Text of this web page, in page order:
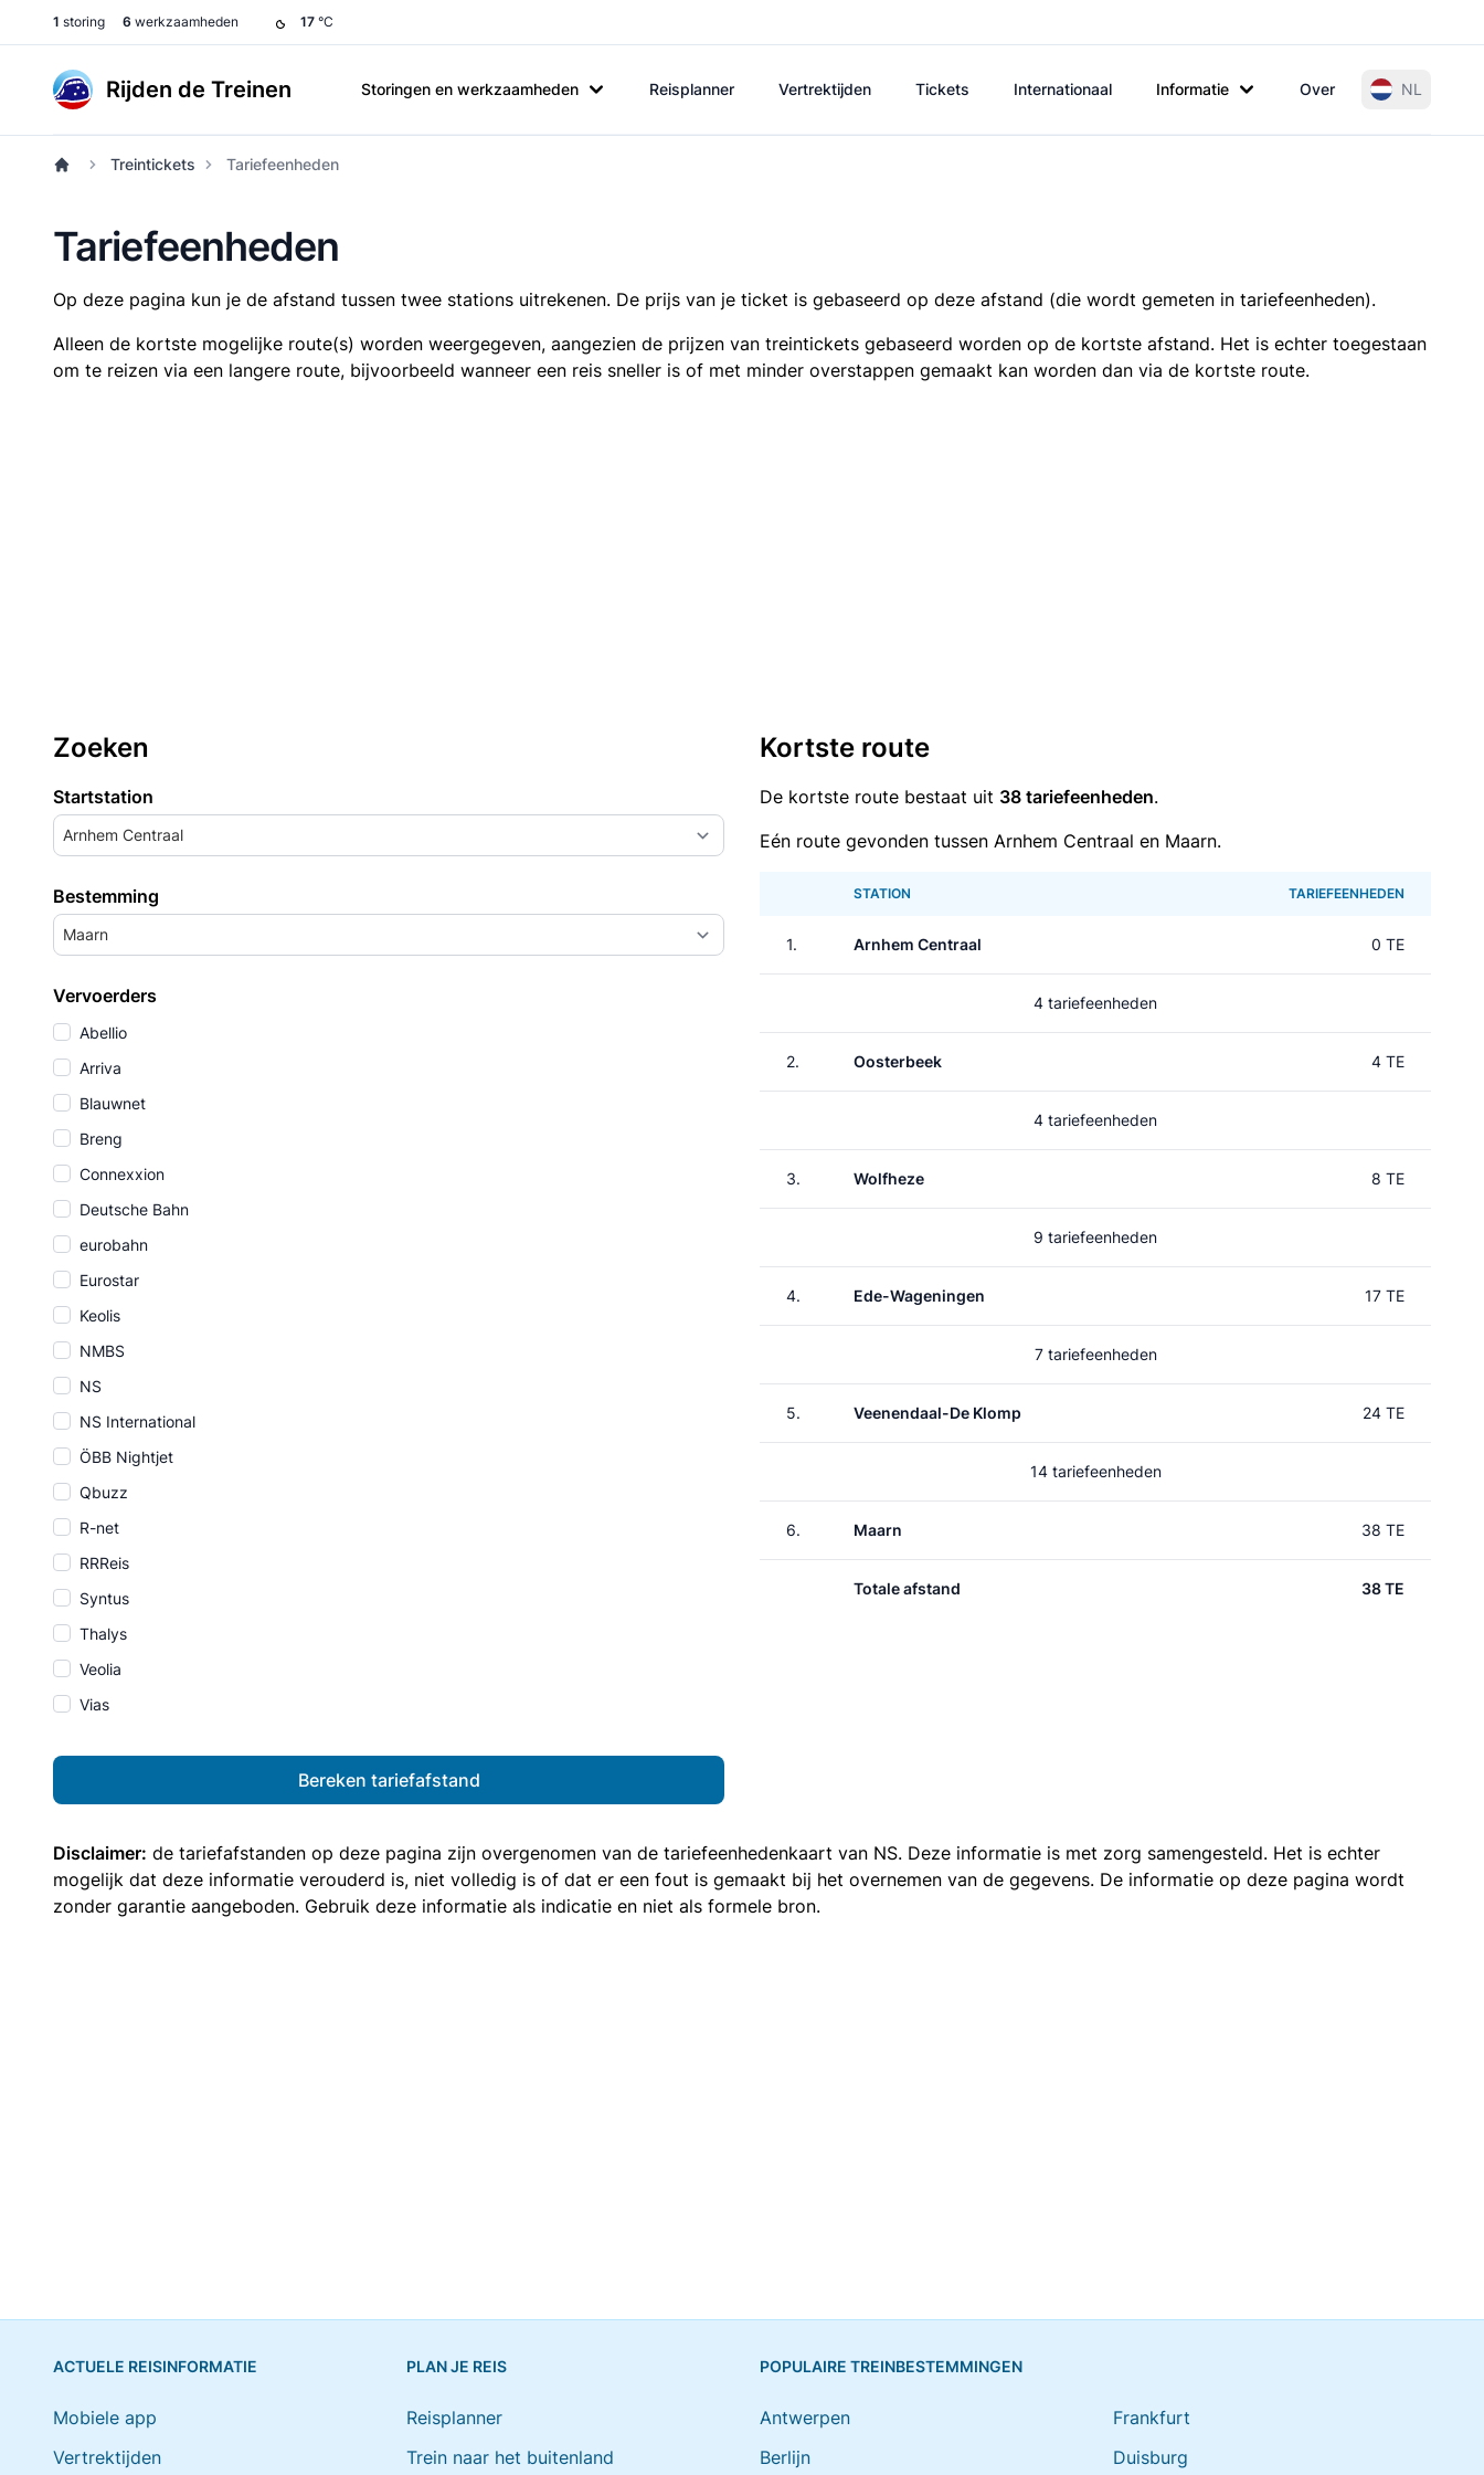
1 storing 6 werkzaamheden 17 °C
Rijden de Treinen Storingen en werkzaamheden Reisplanner Vertrektijden Tickets Internationaal Informatie Over NL
Treintickets Tariefeenheden
Tariefeenheden
Op deze pagina kun je de afstand tussen twee stations uitrekenen. De prijs van je ticket is gebaseerd op deze afstand (die wordt gemeten in tariefeenheden).
Alleen de kortste mogelijke route(s) worden weergegeven, aangezien de prijzen van treintickets gebaseerd worden op de kortste afstand. Het is echter toegestaan
om te reizen via een langere route, bijvoorbeeld wanneer een reis sneller is of met minder overstappen gemaakt kan worden dan via de kortste route.
Zoeken
Startstation
Arnhem Centraal
Bestemming
Maarn
Vervoerders
Abellio
Arriva
Blauwnet
Breng
Connexxion
Deutsche Bahn
eurobahn
Eurostar
Keolis
NMBS
NS
NS International
ÖBB Nightjet
Qbuzz
R-net
RRReis
Syntus
Thalys
Veolia
Vias
Bereken tariefafstand
Kortste route
De kortste route bestaat uit 38 tariefeenheden.
Eén route gevonden tussen Arnhem Centraal en Maarn.
STATION TARIEFEENHEDEN
1. Arnhem Centraal 0 TE
4 tariefeenheden
2. Oosterbeek 4 TE
4 tariefeenheden
3. Wolfheze 8 TE
9 tariefeenheden
4. Ede-Wageningen 17 TE
7 tariefeenheden
5. Veenendaal-De Klomp 24 TE
14 tariefeenheden
6. Maarn 38 TE
Totale afstand 38 TE
Disclaimer: de tariefafstanden op deze pagina zijn overgenomen van de tariefeenhedenkaart van NS. Deze informatie is met zorg samengesteld. Het is echter
mogelijk dat deze informatie verouderd is, niet volledig is of dat er een fout is gemaakt bij het overnemen van de gegevens. De informatie op deze pagina wordt
zonder garantie aangeboden. Gebruik deze informatie als indicatie en niet als formele bron.
ACTUELE REISINFORMATIE
Mobiele app
Vertrektijden
PLAN JE REIS
Reisplanner
Trein naar het buitenland
POPULAIRE TREINBESTEMMINGEN
Antwerpen
Berlijn
Frankfurt
Duisburg